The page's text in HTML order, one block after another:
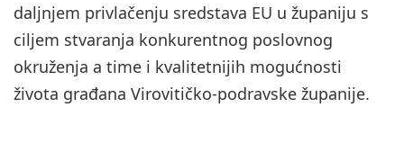
daljnjem privlačenju sredstava EU u županiju s
ciljem stvaranja konkurentnog poslovnog
okruženja a time i kvalitetnijih mogućnosti
života građana Virovitičko-podravske županije.